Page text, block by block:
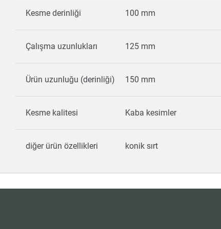
Kesme derinliği 100 mm
Çalışma uzunlukları 125 mm
Ürün uzunluğu (derinliği) 150 mm
Kesme kalitesi Kaba kesimler
diğer ürün özellikleri konik sırt